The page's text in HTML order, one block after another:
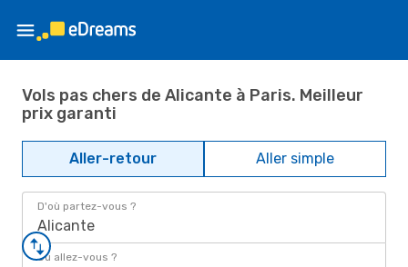
Vols pas chers de Alicante à Paris. Meilleur
prix garanti
Aller-retour Aller simple
D'où partez-vous ?
Alicante
Où allez-vous ?